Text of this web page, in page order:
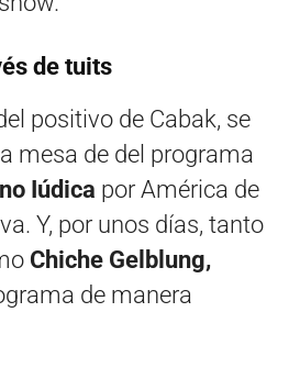
de tuits
positivo de Cabak, se
mesa de del programa
Iúdica por América de
Y, por unos días, tanto
Chiche Gelblung,
de manera